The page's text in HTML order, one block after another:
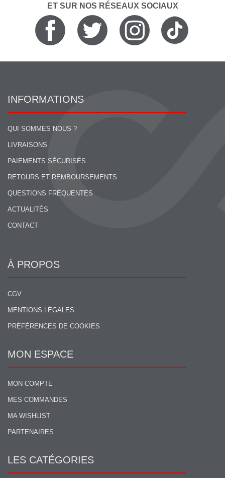
ET SUR NOS RÉSEAUX SOCIAUX
INFORMATIONS
QUI SOMMES NOUS ?
LIVRAISONS
PAIEMENTS SÉCURISÉS
RETOURS ET REMBOURSEMENTS
QUESTIONS FRÉQUENTES
ACTUALITÉS
CONTACT
À PROPOS
CGV
MENTIONS LÉGALES
PRÉFÉRENCES DE COOKIES
MON ESPACE
MON COMPTE
MES COMMANDES
MA WISHLIST
PARTENAIRES
LES CATÉGORIES